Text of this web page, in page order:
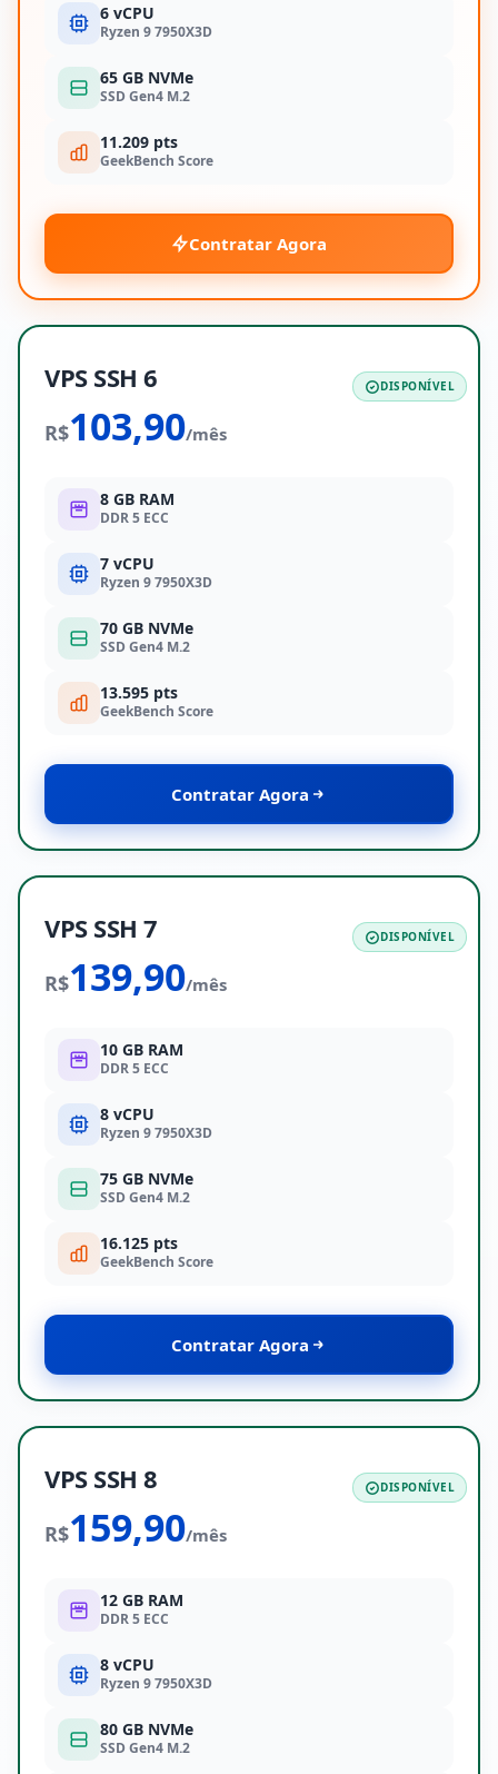
6 vCPU
Ryzen 9 7950X3D
65 GB NVMe
SSD Gen4 M.2
11.209 pts
GeekBench Score
Contratar Agora
DISPONÍVEL
VPS SSH 6
R$103,90/mês
8 GB RAM
DDR 5 ECC
7 vCPU
Ryzen 9 7950X3D
70 GB NVMe
SSD Gen4 M.2
13.595 pts
GeekBench Score
Contratar Agora
DISPONÍVEL
VPS SSH 7
R$139,90/mês
10 GB RAM
DDR 5 ECC
8 vCPU
Ryzen 9 7950X3D
75 GB NVMe
SSD Gen4 M.2
16.125 pts
GeekBench Score
Contratar Agora
DISPONÍVEL
VPS SSH 8
R$159,90/mês
12 GB RAM
DDR 5 ECC
8 vCPU
Ryzen 9 7950X3D
80 GB NVMe
SSD Gen4 M.2